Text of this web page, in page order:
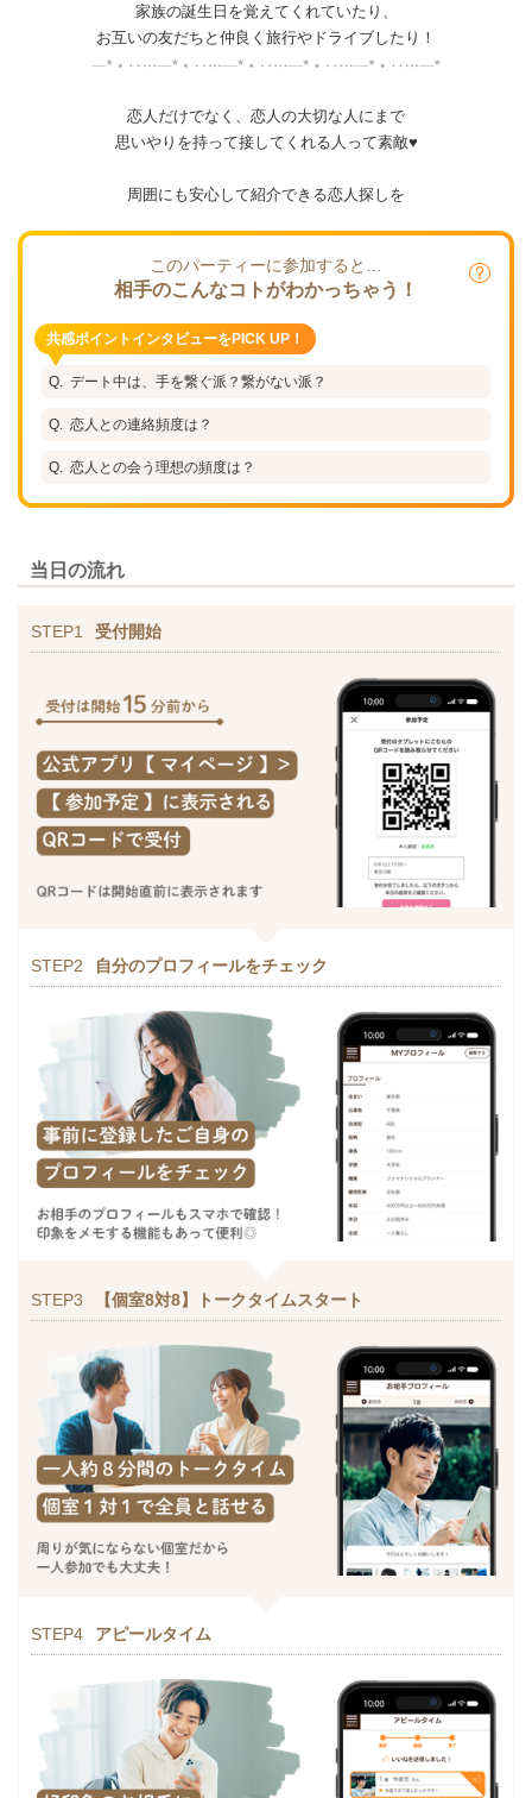
家族の誕生日を覚えてくれていたり、
お互いの友だちと仲良く旅行やドライブしたり！
恋人だけでなく、恋人の大切な人にまで
思いやりを持って接してくれる人って素敵♥
周囲にも安心して紹介できる恋人探しを
このパーティーに参加すると…
相手のこんなコトがわかっちゃう！
共感ポイントインタビューをPICK UP！
デート中は、手を繋ぐ派？繋がない派？
恋人との連絡頻度は？
恋人との会う理想の頻度は？
当日の流れ
STEP1 受付開始
STEP2 自分のプロフィールをチェック
STEP3 【個室8対8】トークタイムスタート
STEP4 アピールタイム